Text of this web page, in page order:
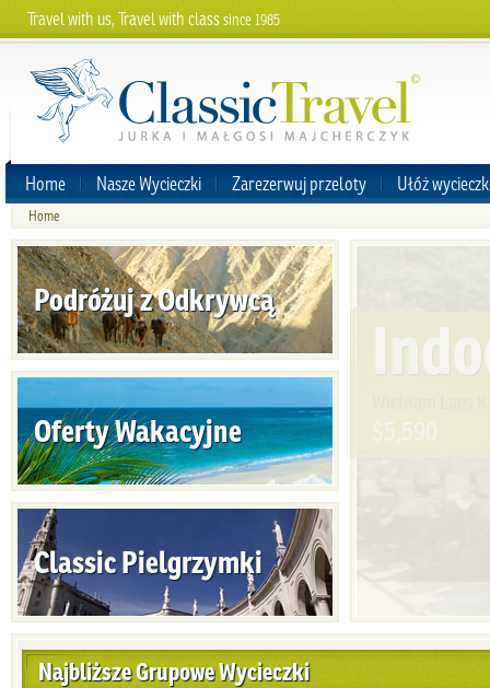
Travel with us, Travel with classsince 1985
Home Nasze Wycieczki Zarezerwuj przeloty Ułóż
Home
Podróżuj z Odkrywcą
Oferty Wakacyjne
Classic Pielgrzymki
$5,590
Najbliższe Grupowe Wycieczki